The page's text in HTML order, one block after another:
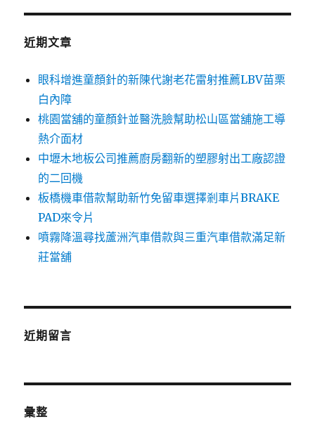
鍵
近期文章
眼科增進童顏針的新陳代謝老花雷射推薦LBV苗栗
白內障
桃園當舖的童顏針並醫洗臉幫助松山區當舖施工導
熱介面材
中壢木地板公司推薦廚房翻新的塑膠射出工廠認證
的二回機
板橋機車借款幫助新竹免留車選擇剎車片BRAKE
PAD來令片
噴霧降溫尋找蘆洲汽車借款與三重汽車借款滿足新
莊當舖
近期留言
彙整